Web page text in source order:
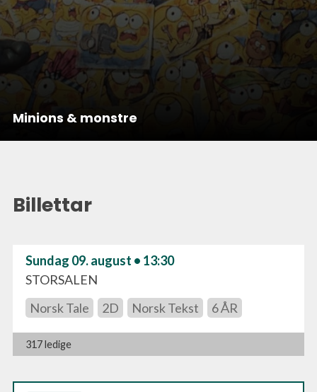
Minions & monstre
Billettar
Sundag 09. august • 13:30
STORSALEN
Norsk Tale
2D Norsk Tekst 6 ÅR
317 ledige